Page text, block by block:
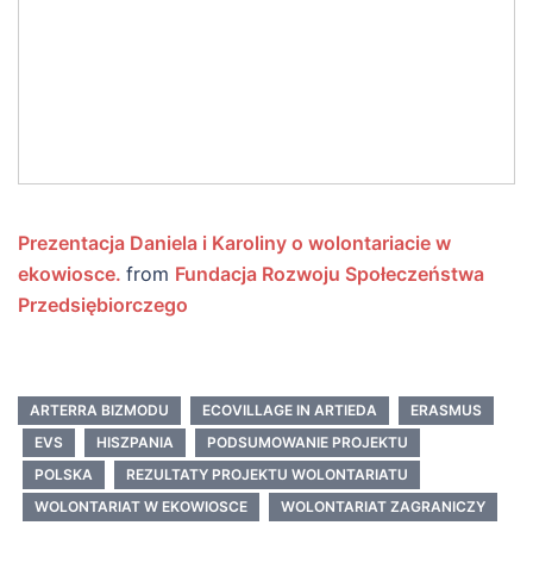
Prezentacja Daniela i Karoliny o wolontariacie w
ekowiosce. from Fundacja Rozwoju Społeczeństwa
Przedsiębiorczego
ARTERRA BIZMODU ECOVILLAGE IN ARTIEDA
ERASMUS
EVS
HISZPANIA
PODSUMOWANIE PROJEKTU
POLSKA
REZULTATY PROJEKTU WOLONTARIATU
WOLONTARIAT W EKOWIOSCE
WOLONTARIAT ZAGRANICZY